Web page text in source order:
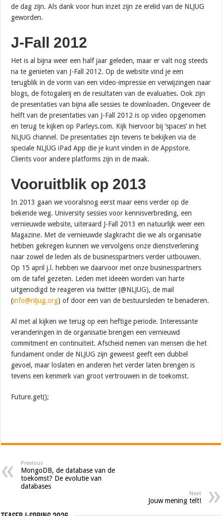
de dag zijn. Als dank voor hun inzet zijn ze erelid van de NLJUG
geworden.
J-Fall 2012
Het is al bijna weer een half jaar geleden, maar er valt nog steeds
na te genieten van J-Fall 2012. Op de website vind je een
terugblik in de vorm van een video-impressie en verwijzingen naar
blogs, de fotogalerij en de resultaten van de evaluaties. Ook zijn
de presentaties van bijna alle sessies te downloaden. Ongeveer de
helft van de presentaties van J-Fall 2012 is op video opgenomen
en terug te kijken op Parleys.com. Kijk hiervoor bij ‘spaces’ in het
NLJUG channel. De presentaties zijn tevens te bekijken via de
speciale NLJUG iPad App die je kunt vinden in de Appstore.
Clients voor andere platforms zijn in de maak.
Vooruitblik op 2013
In 2013 gaan we vooralsnog eerst maar eens verder op de
bekende weg. University sessies voor kennisverbreding, een
vernieuwde website, uiteraard J-Fall 2013 en natuurlijk weer een
Magazine. Met de vernieuwde slagkracht die we als organisatie
hebben gekregen kunnen we vervolgens onze dienstverlening
naar zowel de leden als de businesspartners verder uitbouwen.
Op 15 april j.l. hebben we daarvoor met onze businesspartners
om de tafel gezeten. Leden met ideeën worden van harte
uitgenodigd te reageren via twitter (@NLJUG), de mail
(info@nljug.org) of door een van de bestuursleden te benaderen.
Al met al kijken we terug op een heftige periode. Interessante
veranderingen in de organisatie brengen een vernieuwd
commitment en continuïteit. Afscheid nemen van mensen die het
fundament onder de NLJUG zijn geweest geeft een dubbel
gevoel, maar loslaten en anderen het verder laten brengen is
tevens een kenmerk van groot vertrouwen in de toekomst.
Future.get();
Previous
MongoDB, de database van de
toekomst? De evolutie van
databases
Next
Jouw mening telt!